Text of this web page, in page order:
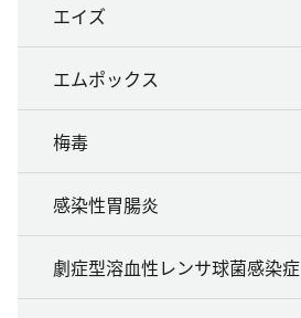
エイズ
エムポックス
梅毒
感染性胃腸炎
劇症型溶血性レンサ球菌感染症